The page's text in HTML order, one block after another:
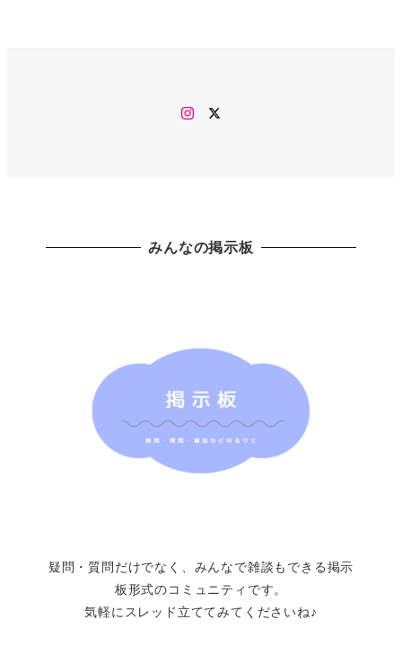
Instagram
みんなの掲示板
疑問・質問だけでなく、みんなで雑談もできる掲示
板形式のコミュニティです。
気軽にスレッド立ててみてくださいね♪